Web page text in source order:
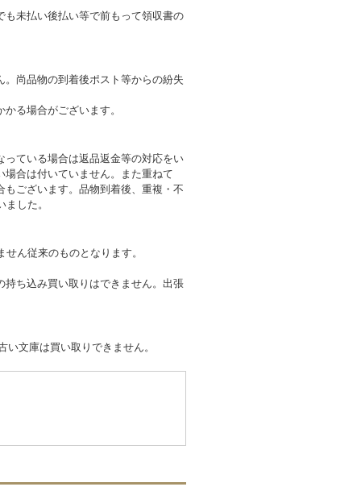
未払い後払い等で前もって領収書の
尚品物の到着後ポスト等からの紛失
る場合がございます。
ている場合は返品返金等の対応をい
合は付いていません。また重ねて
ございます。品物到着後、重複・不
した。
ん従来のものとなります。
ち込み買い取りはできません。出張
文庫は買い取りできません。